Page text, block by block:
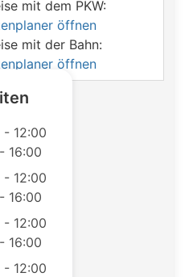
mit dem PKW:
öffnen
mit der Bahn:
öffnen
12:00
16:00
12:00
16:00
12:00
16:00
12:00